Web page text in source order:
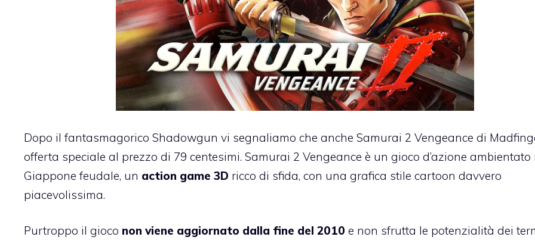
Dopo il fantasmagorico Shadowgun vi segnaliamo che anche Samurai 2 Vengeance di
offerta speciale al prezzo di 79 centesimi. Samurai 2 Vengeance è un gioco d’azione ambientato
Giappone feudale, un action game 3D ricco di sfida, con una grafica stile cartoon davvero
piacevolissima.
Purtroppo il gioco non viene aggiornato dalla fine del 2010 e non sfrutta le potenzialità dei